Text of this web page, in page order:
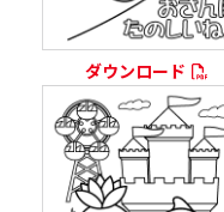
ダウンロード